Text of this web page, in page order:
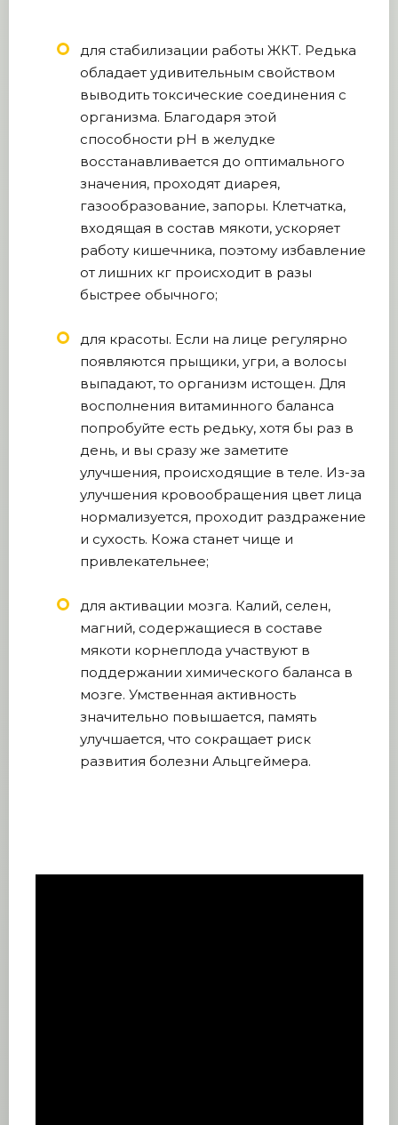
для стабилизации работы ЖКТ. Редька
обладает удивительным свойством
выводить токсические соединения с
организма. Благодаря этой
способности рН в желудке
восстанавливается до оптимального
значения, проходят диарея,
газообразование, запоры. Клетчатка,
входящая в состав мякоти, ускоряет
работу кишечника, поэтому избавление
от лишних кг происходит в разы
быстрее обычного;
для красоты. Если на лице регулярно
появляются прыщики, угри, а волосы
выпадают, то организм истощен. Для
восполнения витаминного баланса
попробуйте есть редьку, хотя бы раз в
день, и вы сразу же заметите
улучшения, происходящие в теле. Из-за
улучшения кровообращения цвет лица
нормализуется, проходит раздражение
и сухость. Кожа станет чище и
привлекательнее;
для активации мозга. Калий, селен,
магний, содержащиеся в составе
мякоти корнеплода участвуют в
поддержании химического баланса в
мозге. Умственная активность
значительно повышается, память
улучшается, что сокращает риск
развития болезни Альцгеймера.